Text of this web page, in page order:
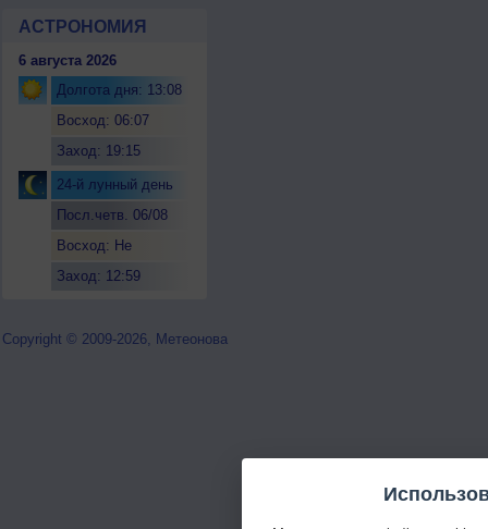
АСТРОНОМИЯ
6 августа 2026
Долгота дня: 13:08
Восход: 06:07
Заход: 19:15
24-й лунный день
Посл.четв. 06/08
Восход: Не
Заход: 12:59
Copyright © 2009-2026, Метеонова